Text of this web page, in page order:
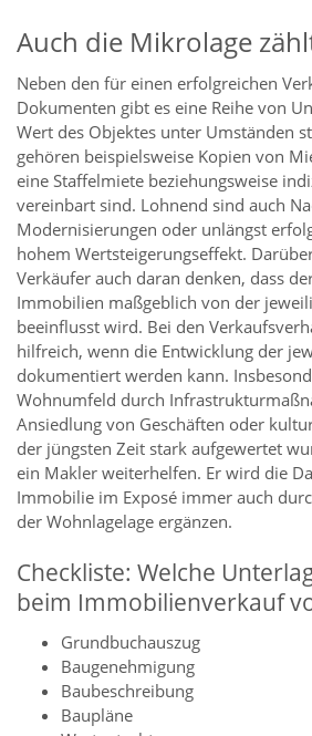
Auch die Mikrolage
Neben den für einen erfolgreichen
Dokumenten gibt es eine Reihe von
Wert des Objektes unter Umständen
gehören beispielsweise Kopien von
eine Staffelmiete beziehungsweise
vereinbart sind. Lohnend sind auch
Modernisierungen oder unlängst
hohem Wertsteigerungseffekt.
Verkäufer auch daran denken, dass
Immobilien maßgeblich von der
beeinflusst wird. Bei den
hilfreich, wenn die Entwicklung der
dokumentiert werden kann.
Wohnumfeld durch
Ansiedlung von Geschäften oder
der jüngsten Zeit stark aufgewertet
ein Makler weiterhelfen. Er wird die
Immobilie im Exposé immer auch
der Wohnlagelage ergänzen.
Checkliste: Welche
beim Immobilienverkauf
Grundbuchauszug
Baugenehmigung
Baubeschreibung
Baupläne